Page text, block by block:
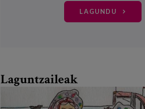
LAGUNDU
Laguntzaileak